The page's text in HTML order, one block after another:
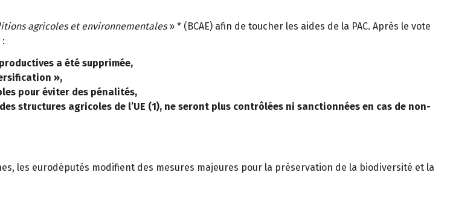
agricoles et environnementales» * (BCAE) afin de toucher les aides de la PAC. Après le vote
a été supprimée,
»,
pour éviter des pénalités,
structures agricoles de l’UE (1), ne seront plus contrôlées ni sanctionnées en cas de non-
les eurodéputés modifient des mesures majeures pour la préservation de la biodiversité et la